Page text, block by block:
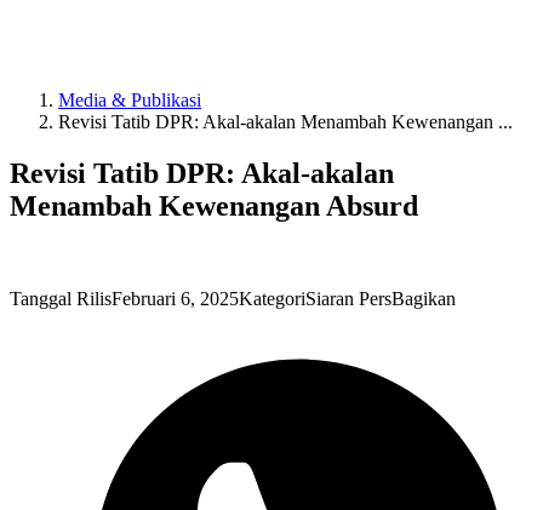
Media & Publikasi
Revisi Tatib DPR: Akal-akalan Menambah Kewenangan ...
Revisi Tatib DPR: Akal-akalan
Menambah Kewenangan Absurd
Tanggal RilisFebruari 6, 2025KategoriSiaran PersBagikan